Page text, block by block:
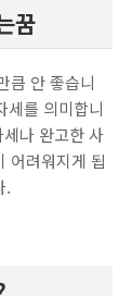
꿈
큼 안 좋습니
세를 의미합니
나 완고한 사
어려워지게 됩
.